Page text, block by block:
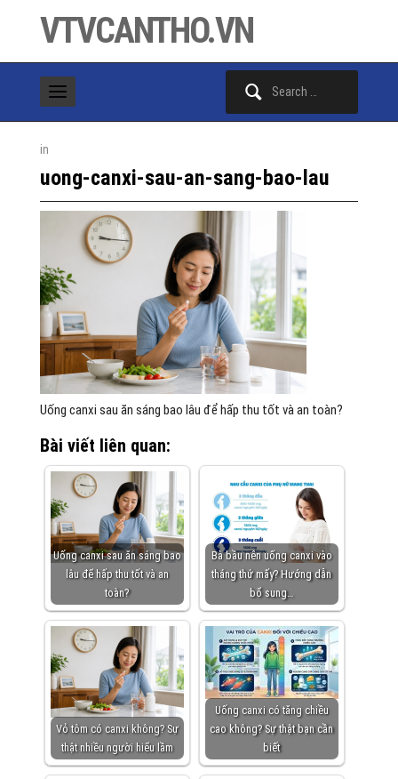
VTVCANTHO.VN
in
uong-canxi-sau-an-sang-bao-lau
Uống canxi sau ăn sáng bao lâu để hấp thu tốt và an toàn?
Bài viết liên quan:
Uống canxi sau ăn sáng bao
lâu để hấp thu tốt và an
toàn?
Bà bầu nên uống canxi vào
tháng thứ mấy? Hướng dẫn
bổ sung…
Vỏ tôm có canxi không? Sự
thật nhiều người hiểu lầm
Uống canxi có tăng chiều
cao không? Sự thật bạn cần
biết